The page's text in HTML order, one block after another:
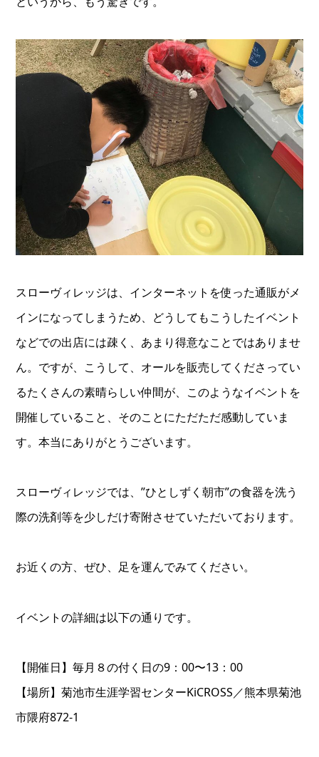
スローヴィレッジは、インターネットを使った通販がメ
インになってしまうため、どうしてもこうしたイベント
などでの出店には疎く、あまり得意なことではありませ
ん。ですが、こうして、オールを販売してくださってい
るたくさんの素晴らしい仲間が、このようなイベントを
開催していること、そのことにただただ感動していま
す。本当にありがとうございます。
スローヴィレッジでは、”ひとしずく朝市”の食器を洗う
際の洗剤等を少しだけ寄附させていただいております。
お近くの方、ぜひ、足を運んでみてください。
イベントの詳細は以下の通りです。
【開催日】毎月８の付く日の9：00〜13：00
【場所】菊池市生涯学習センターKiCROSS／熊本県菊池
市隈府872-1